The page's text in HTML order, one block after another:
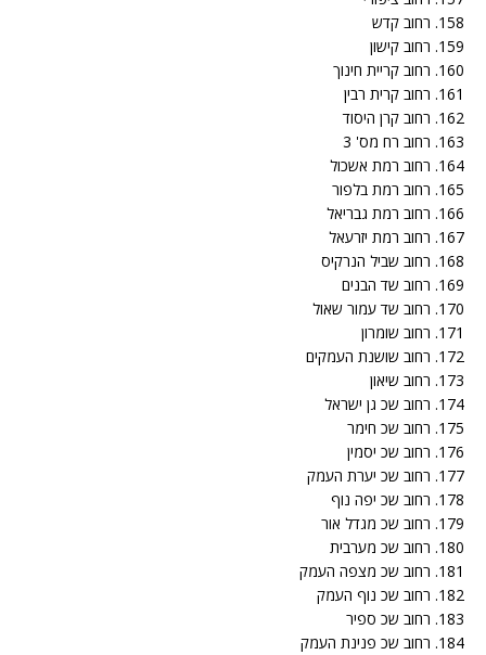
158. רחוב קדש
159. רחוב קישון
160. רחוב קריית חינוך
161. רחוב קרית רבין
162. רחוב קרן היסוד
163. רחוב רח מס' 3
164. רחוב רמת אשכול
165. רחוב רמת בלפור
166. רחוב רמת גבריאל
167. רחוב רמת יזרעאל
168. רחוב שביל הנרקיס
169. רחוב שד הבנים
170. רחוב שד עמור שאול
171. רחוב שומרון
172. רחוב שושנת העמקים
173. רחוב שיאון
174. רחוב שכ גן ישראל
175. רחוב שכ חימר
176. רחוב שכ יסמין
177. רחוב שכ יערת העמק
178. רחוב שכ יפה נוף
179. רחוב שכ מגדל אור
180. רחוב שכ מערבית
181. רחוב שכ מצפה העמק
182. רחוב שכ נוף העמק
183. רחוב שכ ספיר
184. רחוב שכ פנינת העמק